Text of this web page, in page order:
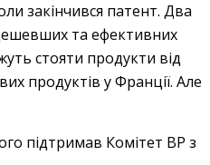
закінчився патент. Два
та ефективних
стояти продукти від
продуктів у Франції. Але
підтримав Комітет ВР з